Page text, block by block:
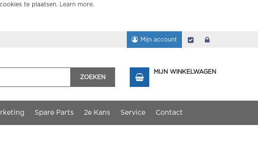
te plaatsen. Learn more.
Mijn account Afrekenen
ZOEKEN
MIJN WINKELWAGEN
Spare Parts 2e Kans Service Contact